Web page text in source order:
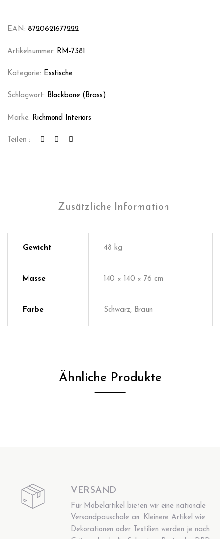
EAN: 8720621677222
Artikelnummer: RM-7381
Kategorie: Esstische
Schlagwort: Blackbone (Brass)
Marke: Richmond Interiors
Teilen :
Zusätzliche Information
Gewicht 48 kg
Masse 140 × 140 × 76 cm
Farbe Schwarz, Braun
Ähnliche Produkte
VERSAND
Für Möbelartikel bieten wir eine nationale
Versandpauschale an. Kleinere Artikel wie
Dekorationen oder Textilien werden je nach